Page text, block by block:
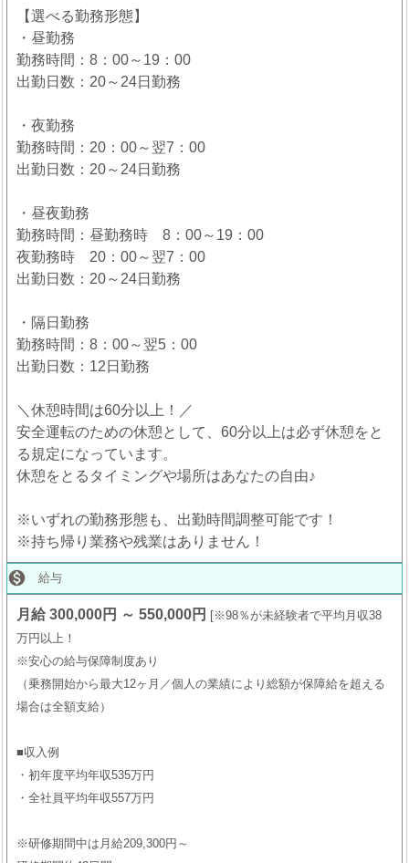
【選べる勤務形態】
・昼勤務
勤務時間：8：00～19：00
出勤日数：20～24日勤務
・夜勤務
勤務時間：20：00～翌7：00
出勤日数：20～24日勤務
・昼夜勤務
勤務時間：昼勤務時 8：00～19：00
夜勤務時 20：00～翌7：00
出勤日数：20～24日勤務
・隔日勤務
勤務時間：8：00～翌5：00
出勤日数：12日勤務
＼休憩時間は60分以上！／
安全運転のための休憩として、60分以上は必ず休憩をと
る規定になっています。
休憩をとるタイミングや場所はあなたの自由♪
※いずれの勤務形態も、出勤時間調整可能です！
※持ち帰り業務や残業はありません！
 給与
月給 300,000円 ～ 550,000円
※98％が未経験者で平均月収38
万円以上！
※安心の給与保障制度あり
（乗務開始から最大12ヶ月／個人の業績により総額が保障給を超える
場合は全額支給）
■収入例
・初年度平均年収535万円
・全社員平均年収557万円
※研修期間中は月給209,300円～